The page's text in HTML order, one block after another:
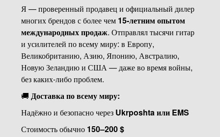
Я — проверенный продавец и официальный дилер
многих брендов с более чем 15-летним опытом
международных продаж. Отправлял тысячи гитар
и усилителей по всему миру: в Европу,
Великобританию, Азию, Японию, Австралию,
Новую Зеландию и США — даже во время войны,
без каких-либо проблем.
🚚 Доставка по всему миру:
Надёжно и безопасно через Ukrposhta или EMS
Стоимость обычно 150–200 $